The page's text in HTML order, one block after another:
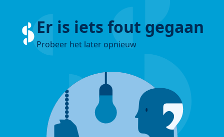
Er is iets fout gegaan
Probeer het later opnieuw